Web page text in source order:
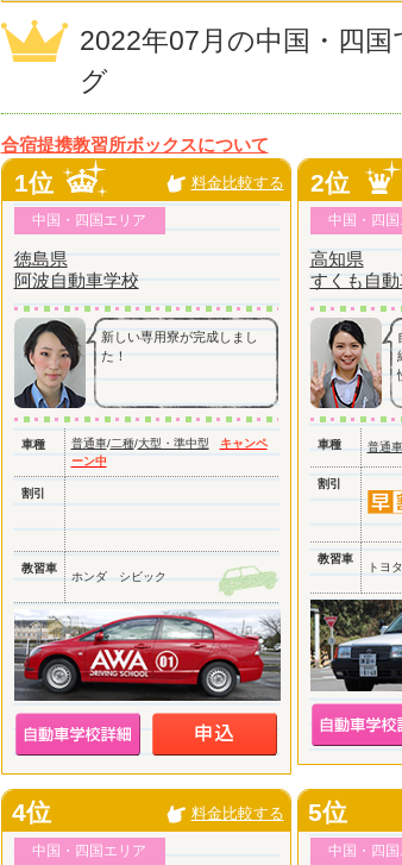
2022年07月の中国・四
グ
合宿提携教習所ボックスについて
1位 料金比較する
中国・四国エリア
徳島県
阿波自動車学校
新しい専用寮が完成しまし
た！
車種 普通車/二種/大型・準中型
キャンペ
ーン中
割引
教習車
ホンダ シビック
2位
中国・四
高知県
すくも自
車種 普通車
割引
教習車
トヨ
4位 料金比較する
中国・四国エリア
5位
中国・四